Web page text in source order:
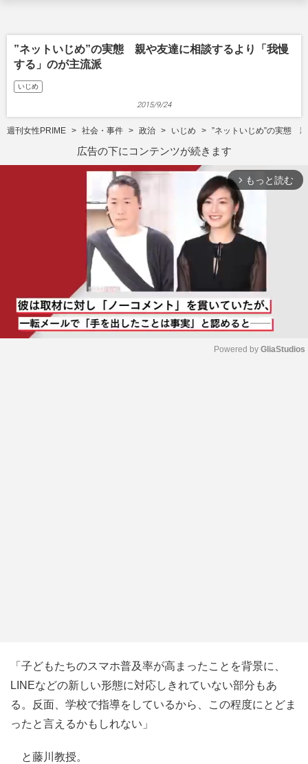
”ネットいじめ”の実態 親や友達に相談するより「我慢
する」のが主流派
いじめ
2015/9/24
週刊女性PRIME 社会・事件 政治 いじめ ”ネットいじめ”の実態
広告の下にコンテンツが続きます
arrow_forward_ios もっと読む
Powered by GliaStudios
「子どもたちのスマホ普及率が高まったことを背景に、
LINEなどの新しい形態に対応しきれていない部分もあ
る。反面、学校で指導をしているから、この程度にとどま
ったと言えるかもしれない」
と藤川教授。